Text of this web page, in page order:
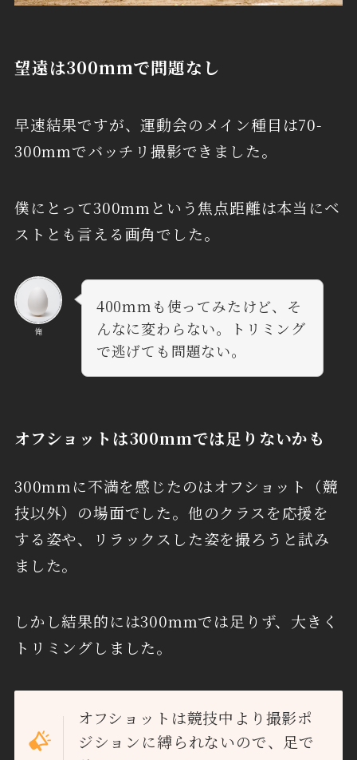
望遠は300mmで問題なし
早速結果ですが、運動会のメイン種目は70-
300mmでバッチリ撮影できました。
僕にとって300mmという焦点距離は本当にベ
ストとも言える画角でした。
俺
400mmも使ってみたけど、そ
んなに変わらない。トリミング
で逃げても問題ない。
オフショットは300mmでは足りないかも
300mmに不満を感じたのはオフショット（競
技以外）の場面でした。他のクラスを応援を
する姿や、リラックスした姿を撮ろうと試み
ました。
しかし結果的には300mmでは足りず、大きく
トリミングしました。
オフショットは競技中より撮影ポ
ジションに縛られないので、足で